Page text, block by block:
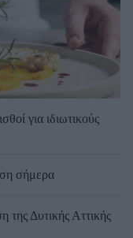
για ιδιωτικούς
σήμερα
της Δυτικής Αττικής